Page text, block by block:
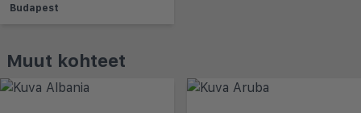
Budapest
Muut kohteet